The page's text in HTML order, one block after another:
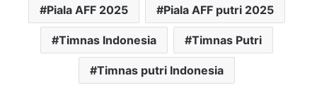
Piala AFF 2025 Piala AFF putri 2025
Timnas Indonesia Timnas Putri
Timnas putri Indonesia